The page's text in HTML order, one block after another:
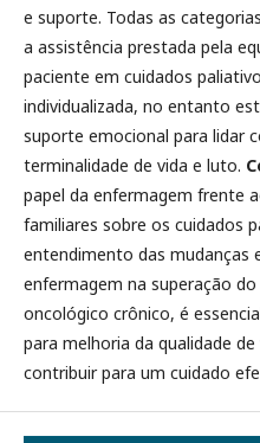
e suporte. Todas as
a assistência prestada pela
paciente em cuidados
individualizada, no entanto
suporte emocional para lidar
terminalidade de vida e luto.
papel da enfermagem frente
familiares sobre os cuidados
entendimento das mudanças
enfermagem na superação
oncológico crônico, é
para melhoria da qualidade
contribuir para um cuidado